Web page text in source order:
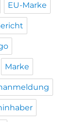
EU-Marke
Marke